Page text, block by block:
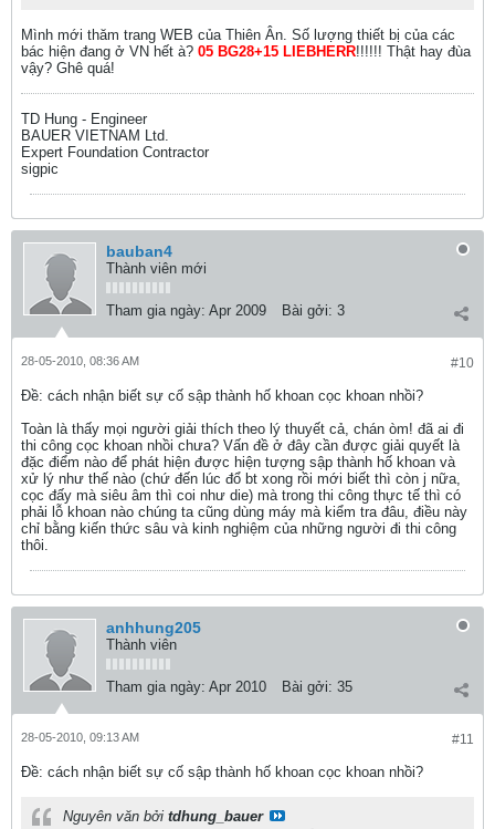
Mình mới thăm trang WEB của Thiên Ân. Số lượng thiết bị của các
bác hiện đang ở VN hết à? 05 BG28+15 LIEBHERR!!!!!! Thật hay đùa
vậy? Ghê quá!
TD Hung - Engineer
BAUER VIETNAM Ltd.
Expert Foundation Contractor
sigpic
bauban4
Thành viên mới
Tham gia ngày: Apr 2009 Bài gởi: 3
#10
28-05-2010, 08:36 AM
Ðề: cách nhận biết sự cố sập thành hố khoan cọc khoan nhồi?
Toàn là thấy mọi người giải thích theo lý thuyết cả, chán òm! đã ai đi
thi công cọc khoan nhồi chưa? Vấn đề ở đây cần được giải quyết là
đặc điểm nào để phát hiện được hiện tượng sập thành hố khoan và
xử lý như thế nào (chứ đến lúc đổ bt xong rồi mới biết thì còn j nữa,
cọc đấy mà siêu âm thì coi như die) mà trong thi công thực tế thì có
phải lỗ khoan nào chúng ta cũng dùng máy mà kiểm tra đâu, điều này
chỉ bằng kiến thức sâu và kinh nghiệm của những người đi thi công
thôi.
anhhung205
Thành viên
Tham gia ngày: Apr 2010 Bài gởi: 35
#11
28-05-2010, 09:13 AM
Ðề: cách nhận biết sự cố sập thành hố khoan cọc khoan nhồi?
Nguyên văn bởi tdhung_bauer